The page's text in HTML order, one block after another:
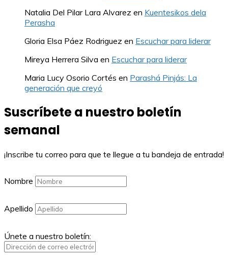
Natalia Del Pilar Lara Alvarez en Kuentesikos dela
Perasha
Gloria Elsa Páez Rodriguez en Escuchar para liderar
Mireya Herrera Silva en Escuchar para liderar
Maria Lucy Osorio Cortés en Parashá Pinjás: La
generación que creyó
Suscríbete a nuestro boletín
semanal
¡Inscribe tu correo para que te llegue a tu bandeja de entrada!
Nombre
Apellido
Únete a nuestro boletín: